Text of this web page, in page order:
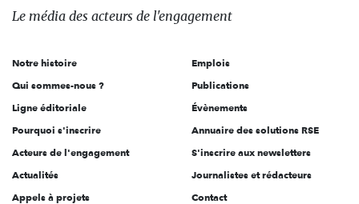
des
l'engagement
Le média des acteurs de l'engagement
Notre histoire
Qui sommes-nous ?
Ligne éditoriale
Pourquoi s'inscrire
Acteurs de l'engagement
Actualités
Appels à projets
Emplois
Publications
Évènements
Annuaire des solutions RSE
S'inscrire aux newsletters
Journalistes et rédacteurs
Contact